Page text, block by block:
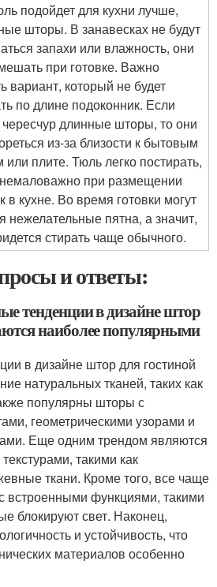
подойдет для кухни лучше,
шторы. В занавесках не будут
запахи или влажность, они
при готовке. Важно
вариант, который не будет
по длине подоконник. Если
чересчур длинные шторы, то они
из-за близости к бытовым
плите. Тюль легко постирать,
при размещении
в кухне. Во время готовки могут
нежелательные пятна, а значит,
стирать чаще обычного.
и ответы:
тенденции в дизайне штор
наиболее популярными
в дизайне штор для гостиной
натуральных тканей, таких как
популярны шторы с
геометрическими узорами и
Еще одним трендом являются
такими как
ткани. Кроме того, все чаще
встроенными функциями, такими
блокируют свет. Наконец,
и устойчивость, что
материалов особенно